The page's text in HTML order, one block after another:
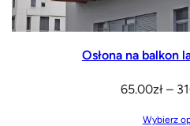
Osłona na balkon
65.00zł –
Wybierz